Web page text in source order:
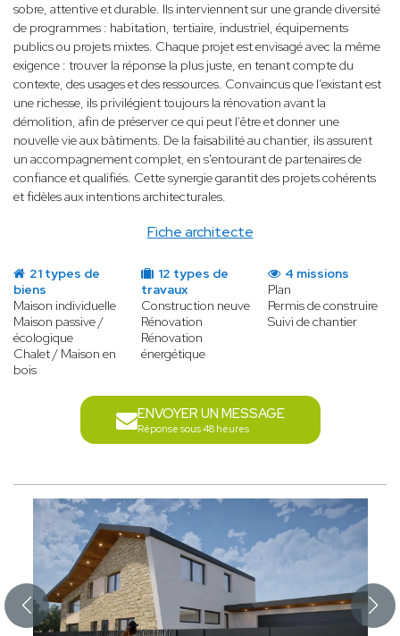
Fiche architecte
sobre, attentive et durable. Ils interviennent sur une grande diversité
de programmes : habitation, tertiaire, industriel, équipements
publics ou projets mixtes. Chaque projet est envisagé avec la même
exigence : trouver la réponse la plus juste, en tenant compte du
contexte, des usages et des ressources. Convaincus que l’existant est
une richesse, ils privilégient toujours la rénovation avant la
démolition, afin de préserver ce qui peut l’être et donner une
nouvelle vie aux bâtiments. De la faisabilité au chantier, ils assurent
un accompagnement complet, en s'entourant de partenaires de
confiance et qualifiés. Cette synergie garantit des projets cohérents
et fidèles aux intentions architecturales.
21 types de
biens
Maison individuelle
Maison passive /
écologique
Chalet / Maison en
bois
12 types de
travaux
Construction neuve
Rénovation
Rénovation
énergétique
4 missions
Plan
Permis de construire
Suivi de chantier
ENVOYER UN MESSAGE
Réponse sous 48 heures